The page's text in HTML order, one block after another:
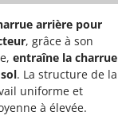
arrière pour
, grâce à son
entraîne la charrue
. La structure de la
uniforme et
à élevée.